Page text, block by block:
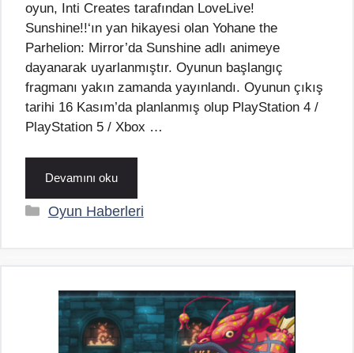
oyun, Inti Creates tarafından LoveLive!
Sunshine!!‘ın yan hikayesi olan Yohane the
Parhelion: Mirror’da Sunshine adlı animeye
dayanarak uyarlanmıştır. Oyunun başlangıç
fragmanı yakın zamanda yayınlandı. Oyunun çıkış
tarihi 16 Kasım’da planlanmış olup PlayStation 4 /
PlayStation 5 / Xbox …
Devamını oku
Kategoriler
Oyun Haberleri